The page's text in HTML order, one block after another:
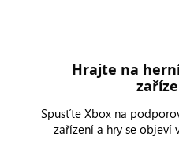
Hrajte na
Spusťte Xbox na
zařízení a hry se objeví